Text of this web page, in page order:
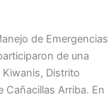
de Emergencias
de una
Distrito
Cañacillas Arriba. En